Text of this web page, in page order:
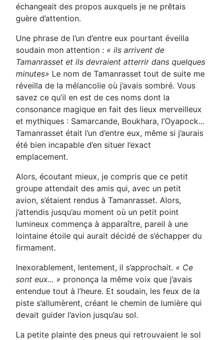
échangeait des propos auxquels je ne prêtais
guère d’attention.
Une phrase de l’un d’entre eux pourtant éveilla
soudain mon attention : « ils arrivent de
Tamanrasset et ils devraient atterrir dans quelques
minutes» Le nom de Tamanrasset tout de suite me
réveilla de la mélancolie où j’avais sombré. Vous
savez ce qu’il en est de ces noms dont la
consonance magique en fait des lieux merveilleux
et mythiques : Samarcande, Boukhara, l’Oyapock...
Tamanrasset était l’un d’entre eux, même si j’aurais
été bien incapable d’en situer l’exact
emplacement.
Alors, écoutant mieux, je compris que ce petit
groupe attendait des amis qui, avec un petit
avion, s’étaient rendus à Tamanrasset. Alors,
j’attendis jusqu’au moment où un petit point
lumineux commença à apparaître, pareil à une
lointaine étoile qui aurait décidé de s’échapper du
firmament.
Inexorablement, lentement, il s’approchait. « Ce
sont eux... » prononça la même voix que j’avais
entendue tout à l’heure. Et soudain, les feux de la
piste s’allumèrent, créant le chemin de lumière qui
devait guider l’avion jusqu’au sol.
La petite plainte des pneus qui retrouvaient le sol